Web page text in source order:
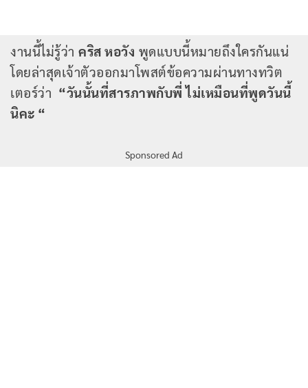
งานนี้ไม่รู้ว่า คริส หอวัง พูดแบบนี้หมายถึงใครกันแน่
โดยล่าสุดเจ้าตัวออกมาโพสต์ข้อความผ่านทางทวิต
เตอร์ว่า “วันนั้นที่สารภาพกับพี่ ไม่เหมือนที่พูดวันนี้
นิคะ “
Sponsored Ad